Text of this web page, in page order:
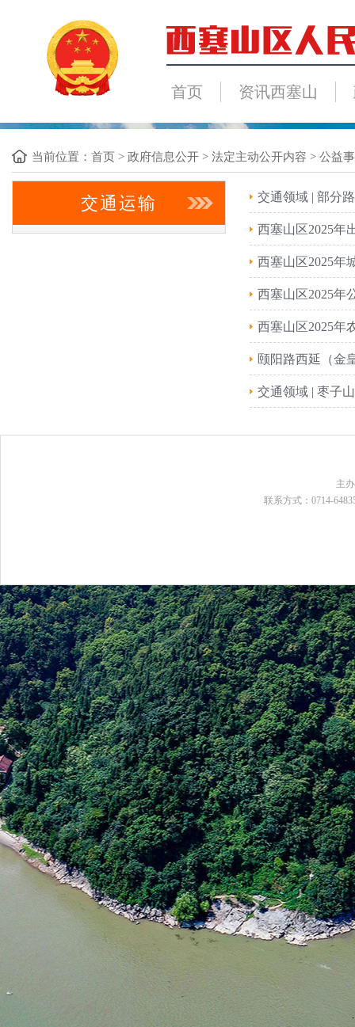
首页 资讯西塞山
当前位置： 首页 > 政府信息公开 > 法定主动公开内容 > 公益
交通运输 交通领域 | 部分
西塞山区2025年
西塞山区2025年
西塞山区2025年
西塞山区2025年
颐阳路西延（金
交通领域 | 枣子
主
联系方式：0714-